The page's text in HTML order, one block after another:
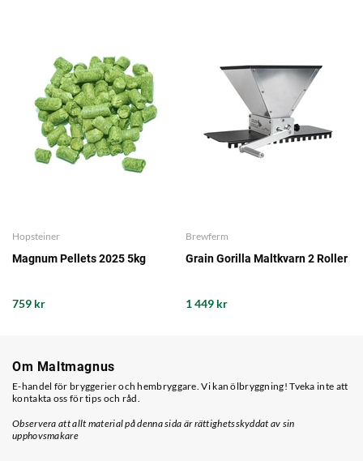
Hopsteiner
Magnum Pellets 2025 5kg
759 kr
Brewferm
Grain Gorilla Maltkvarn 2 Roller
1 449 kr
Om Maltmagnus
E-handel för bryggerier och hembryggare. Vi kan ölbryggning! Tveka inte att
kontakta oss för tips och råd.
Observera att allt material på denna sida är rättighetsskyddat av sin
upphovsmakare